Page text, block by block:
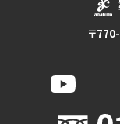
〒